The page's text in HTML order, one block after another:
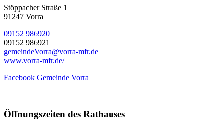
Stöppacher Straße 1
91247 Vorra
09152 986920
09152 986921
gemeindeVorra@vorra-mfr.de
www.vorra-mfr.de/
Facebook Gemeinde Vorra
Öffnungszeiten des Rathauses